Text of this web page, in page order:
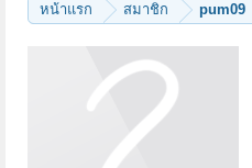
หน้าแรก สมาชิก pum09